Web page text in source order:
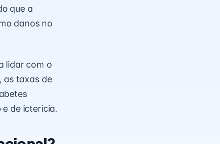
que a
danos no
lidar com o
as taxas de
e de icterícia.